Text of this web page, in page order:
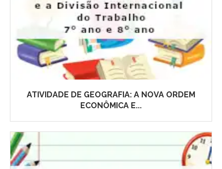
ATIVIDADE DE GEOGRAFIA: A NOVA ORDEM
ECONÔMICA E...